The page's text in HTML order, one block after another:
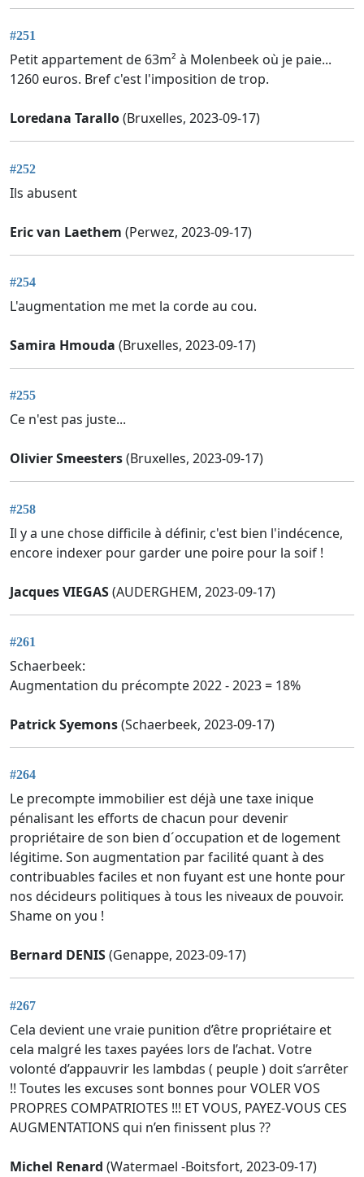
#251
Petit appartement de 63m² à Molenbeek où je paie...
1260 euros. Bref c'est l'imposition de trop.
Loredana Tarallo(Bruxelles, 2023-09-17)
#252
Ils abusent
Eric van Laethem (Perwez, 2023-09-17)
#254
L'augmentation me met la corde au cou.
Samira Hmouda (Bruxelles, 2023-09-17)
#255
Ce n'est pas juste...
Olivier Smeesters(Bruxelles, 2023-09-17)
#258
Il y a une chose difficile à définir, c'est bien l'indécence,
encore indexer pour garder une poire pour la soif !
Jacques VIEGAS(AUDERGHEM, 2023-09-17)
#261
Schaerbeek:
Augmentation du précompte 2022 - 2023 = 18%
Patrick Syemons(Schaerbeek, 2023-09-17)
#264
Le precompte immobilier est déjà une taxe inique
pénalisant les efforts de chacun pour devenir
propriétaire de son bien d´occupation et de logement
légitime. Son augmentation par facilité quant à des
contribuables faciles et non fuyant est une honte pour
nos décideurs politiques à tous les niveaux de pouvoir.
Shame on you !
Bernard DENIS(Genappe, 2023-09-17)
#267
Cela devient une vraie punition d’être propriétaire et
cela malgré les taxes payées lors de l’achat. Votre
volonté d’appauvrir les lambdas ( peuple ) doit s’arrêter
!! Toutes les excuses sont bonnes pour VOLER VOS
PROPRES COMPATRIOTES !!! ET VOUS, PAYEZ-VOUS CES
AUGMENTATIONS qui n’en finissent plus ??
Michel Renard (Watermael -Boitsfort, 2023-09-17)